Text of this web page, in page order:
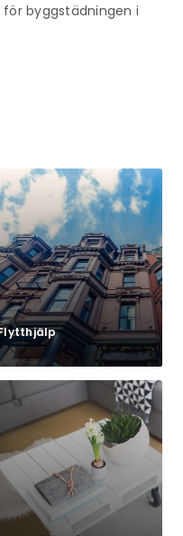
byggstädningen i